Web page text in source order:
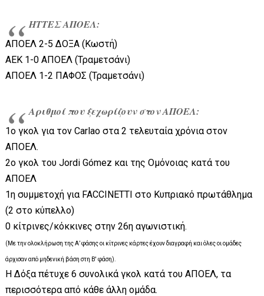
ΗΤΤΕΣ ΑΠΟΕΛ:
ΑΠΟΕΛ 2-5 ΔΟΞΑ (Κωστή)
ΑΕΚ 1-0 ΑΠΟΕΛ (Τραμετσάνι)
ΑΠΟΕΛ 1-2 ΠΑΦΟΣ (Τραμετσάνι)
Αριθμοί που ξεχωρίζουν στον ΑΠΟΕΛ:
1ο γκολ για τον Carlao στα 2 τελευταία χρόνια στον
ΑΠΟΕΛ.
2ο γκολ του Jordi Gómez και της Ομόνοιας κατά του
ΑΠΟΕΛ
1η συμμετοχή για FACCINETTI στο Κυπριακό πρωτάθλημα
(2 στο κύπελλο)
0 κίτρινες/κόκκινες στην 26η αγωνιστική.
(Με την ολοκλήρωση της Α’ φάσης οι κίτρινες κάρτες έχουν διαγραφή και όλες οι ομάδες
άρχισαν από μηδενική βάση στη Β' φάση).
Η Δόξα πέτυχε 6 συνολικά γκολ κατά του ΑΠΟΕΛ, τα
περισσότερα από κάθε άλλη ομάδα.